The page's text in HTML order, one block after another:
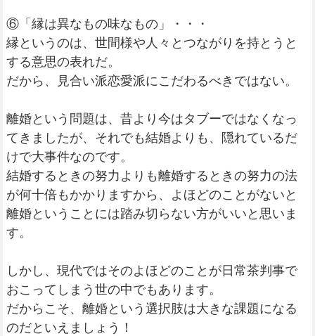
⑥「縁は異なもの味なもの」・・・
縁というのは、世間様や人々とつながりを持とうと
する意思の表れだ。
だから、見合い派恋愛派にこだわるべきではない。
離婚という問題は、昔より今はタブーではなくなっ
てきましたが、それでも結婚よりも、隠れているだ
けで大事件なのです。
結婚するときの努力よりも離婚するときの努力の法
が何十倍もかかりますから、よほどのことがないと
離婚ということには踏み切らない方がいいと思いま
す。
しかし、現代ではそのよほどのことが日常茶判事で
おこってしまう世の中でもあります。
だからこそ、離婚という選択肢は大きな課題になる
のだといえましょう！